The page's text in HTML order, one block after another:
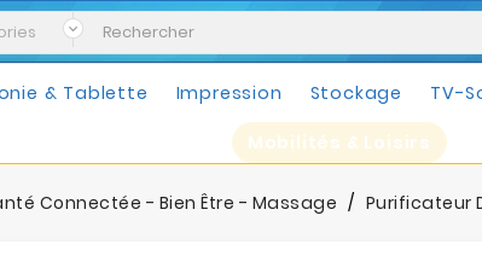
& Tablette Impression Stockage TV-
Mobilités & Loisirs
Connectée - Bien Être - Massage Purificateur